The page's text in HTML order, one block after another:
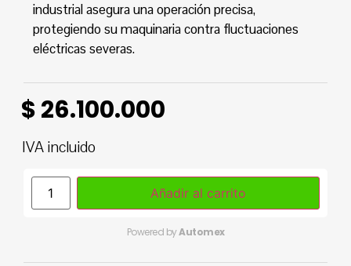
industrial asegura una operación precisa,
protegiendo su maquinaria contra fluctuaciones
eléctricas severas.
$26.100.000
IVA incluido
Añadir al carrito
Powered byAutomex